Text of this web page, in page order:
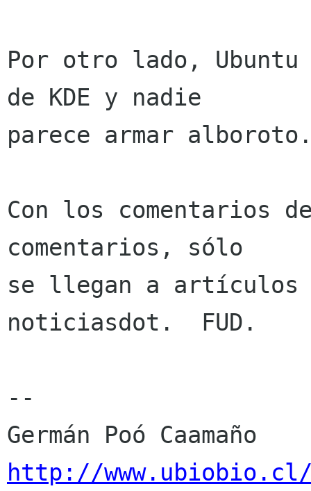
Por otro lado, Ubuntu
de KDE y nadie
parece armar
Con los comentarios
comentarios, sólo
se llegan a artículos
noticiasdot.  FUD.
--
http://www.ubiobio.cl/